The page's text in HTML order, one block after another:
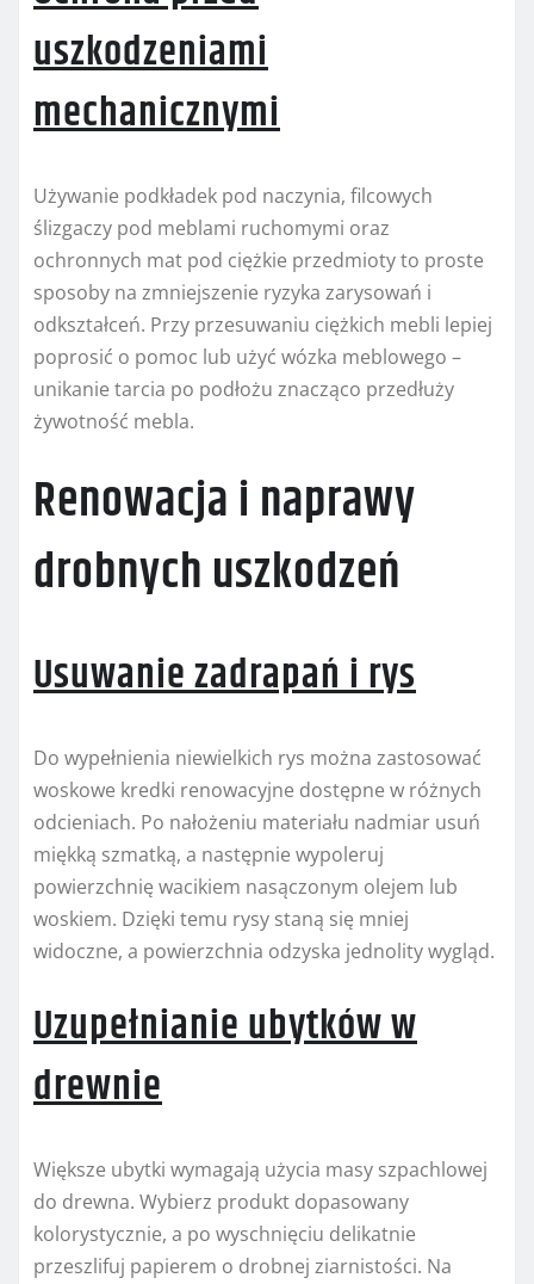
uszkodzeniami
mechanicznymi
Używanie podkładek pod naczynia, filcowych
ślizgaczy pod meblami ruchomymi oraz
ochronnych mat pod ciężkie przedmioty to proste
sposoby na zmniejszenie ryzyka zarysowań i
odkształceń. Przy przesuwaniu ciężkich mebli lepiej
poprosić o pomoc lub użyć wózka meblowego –
unikanie tarcia po podłożu znacząco przedłuży
żywotność mebla.
Renowacja i naprawy
drobnych uszkodzeń
Usuwanie zadrapań i rys
Do wypełnienia niewielkich rys można zastosować
woskowe kredki renowacyjne dostępne w różnych
odcieniach. Po nałożeniu materiału nadmiar usuń
miękką szmatką, a następnie wypoleruj
powierzchnię wacikiem nasączonym olejem lub
woskiem. Dzięki temu rysy staną się mniej
widoczne, a powierzchnia odzyska jednolity wygląd.
Uzupełnianie ubytków w
drewnie
Większe ubytki wymagają użycia masy szpachlowej
do drewna. Wybierz produkt dopasowany
kolorystycznie, a po wyschnięciu delikatnie
przeszlifuj papierem o drobnej ziarnistości. Na